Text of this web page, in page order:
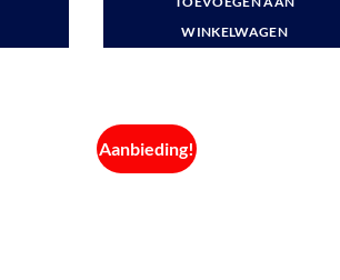
WINKELWAGEN
Aanbieding!